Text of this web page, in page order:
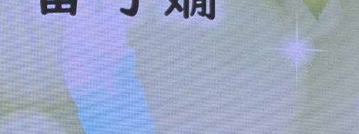
カリキュラム・ポリシー（2016～2019年度保健医療・総合リハ・医療福祉・医療経営・看護）
カリキュラム・ポリシー（2016～2019年度心理・薬・医療栄養）
カリキュラム・ポリシー（2015年度以前入学生）
カリキュラム・ポリシー（大学院対象）
薬学部薬学科の自己点検・評価について
理学療法士・作業療法士教員資格及び教育内容等の自己評価書
大学院実践臨床心理学専攻 自己点検・評価報告書
大学院薬学研究科 自己点検・評価報告書
講座のご案内
広国ドリル
入学予定者へのお知らせ
合格者の方へのメッセージ
入学準備学習プログラム